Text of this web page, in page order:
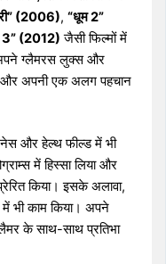
(2006),“धूम 2”
3” (2012) जैसी फिल्मों में
ग्लैमरस लुक्स और
और अपनी एक अलग पहचान
और हेल्थ फील्ड में भी
में हिस्सा लिया और
किया। इसके अलावा,
भी काम किया। अपने
के साथ-साथ प्रतिभा